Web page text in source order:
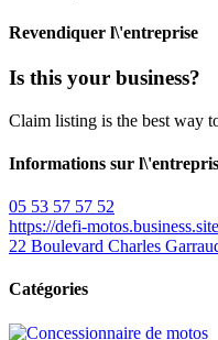
Revendiquer l\'entreprise
Is this your business?
Claim listing is the best way
Informations sur
05 53 57 57 52
https://defi-
22 Boulevard Charles
Catégories